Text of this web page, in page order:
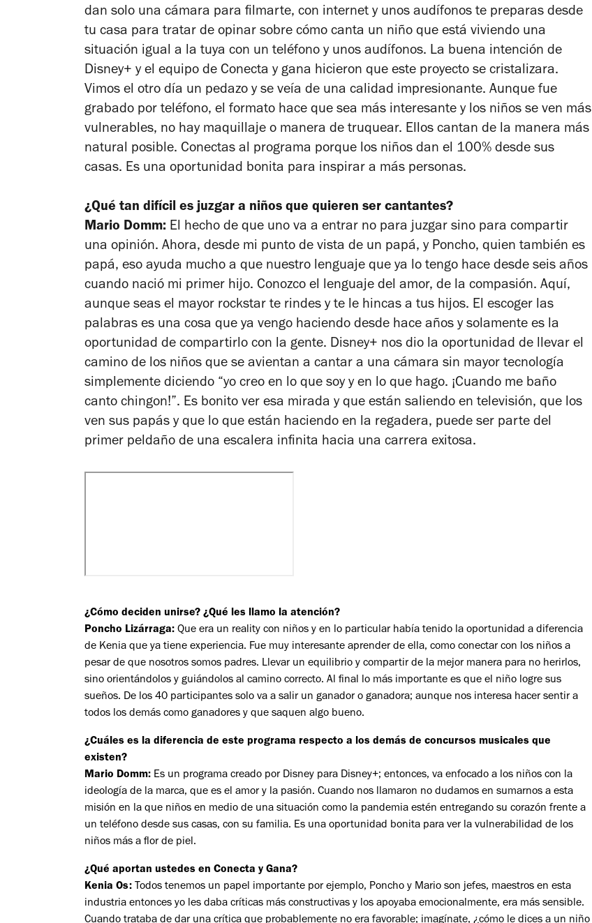
dan solo una cámara para filmarte, con internet y unos audífonos te preparas desde
tu casa para tratar de opinar sobre cómo canta un niño que está viviendo una
situación igual a la tuya con un teléfono y unos audífonos. La buena intención de
Disney+ y el equipo de Conecta y gana hicieron que este proyecto se cristalizara.
Vimos el otro día un pedazo y se veía de una calidad impresionante. Aunque fue
grabado por teléfono, el formato hace que sea más interesante y los niños se ven más
vulnerables, no hay maquillaje o manera de truquear. Ellos cantan de la manera más
natural posible. Conectas al programa porque los niños dan el 100% desde sus
casas. Es una oportunidad bonita para inspirar a más personas.
¿Qué tan difícil es juzgar a niños que quieren ser cantantes?
Mario Domm: El hecho de que uno va a entrar no para juzgar sino para compartir
una opinión. Ahora, desde mi punto de vista de un papá, y Poncho, quien también es
papá, eso ayuda mucho a que nuestro lenguaje que ya lo tengo hace desde seis años
cuando nació mi primer hijo. Conozco el lenguaje del amor, de la compasión. Aquí,
aunque seas el mayor rockstar te rindes y te le hincas a tus hijos. El escoger las
palabras es una cosa que ya vengo haciendo desde hace años y solamente es la
oportunidad de compartirlo con la gente. Disney+ nos dio la oportunidad de llevar el
camino de los niños que se avientan a cantar a una cámara sin mayor tecnología
simplemente diciendo “yo creo en lo que soy y en lo que hago. ¡Cuando me baño
canto chingon!”. Es bonito ver esa mirada y que están saliendo en televisión, que los
ven sus papás y que lo que están haciendo en la regadera, puede ser parte del
primer peldaño de una escalera infinita hacia una carrera exitosa.
¿Cómo deciden unirse? ¿Qué les llamo la atención?
Poncho Lizárraga: Que era un reality con niños y en lo particular había tenido la oportunidad a diferencia
de Kenia que ya tiene experiencia. Fue muy interesante aprender de ella, como conectar con los niños a
pesar de que nosotros somos padres. Llevar un equilibrio y compartir de la mejor manera para no herirlos,
sino orientándolos y guiándolos al camino correcto. Al final lo más importante es que el niño logre sus
sueños. De los 40 participantes solo va a salir un ganador o ganadora; aunque nos interesa hacer sentir a
todos los demás como ganadores y que saquen algo bueno.
¿Cuáles es la diferencia de este programa respecto a los demás de concursos musicales que
existen?
Mario Domm: Es un programa creado por Disney para Disney+; entonces, va enfocado a los niños con la
ideología de la marca, que es el amor y la pasión. Cuando nos llamaron no dudamos en sumarnos a esta
misión en la que niños en medio de una situación como la pandemia estén entregando su corazón frente a
un teléfono desde sus casas, con su familia. Es una oportunidad bonita para ver la vulnerabilidad de los
niños más a flor de piel.
¿Qué aportan ustedes en Conecta y Gana?
Kenia Os: Todos tenemos un papel importante por ejemplo, Poncho y Mario son jefes, maestros en esta
industria entonces yo les daba críticas más constructivas y los apoyaba emocionalmente, era más sensible.
Cuando trataba de dar una crítica que probablemente no era favorable; imagínate, ¿cómo le dices a un niño